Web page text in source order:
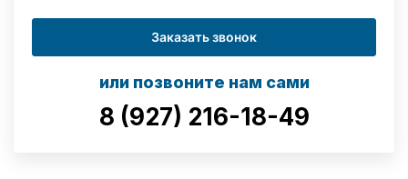
Заказать звонок
или позвоните нам сами
8 (927) 216-18-49